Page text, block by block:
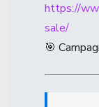
https://
sale/
🎯